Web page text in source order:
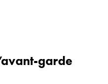
garde